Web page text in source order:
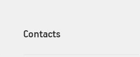
Contacts